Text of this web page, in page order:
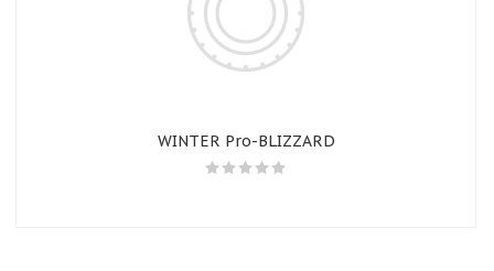
WINTER Pro-BLIZZARD